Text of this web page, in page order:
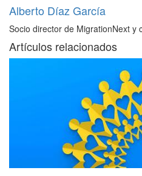
Alberto Díaz García
Socio director de MigrationNext y
Artículos relacionados